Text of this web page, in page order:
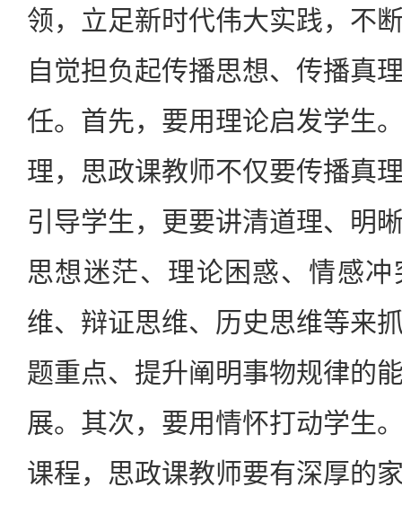
领，立足新时代伟大实践，不
自觉担负起传播思想、传播真
任。首先，要用理论启发学生
理，思政课教师不仅要传播真
引导学生，更要讲清道理、明
思想迷茫、理论困惑、情感
维、辩证思维、历史思维等来
题重点、提升阐明事物规律的
展。其次，要用情怀打动学生
课程，思政课教师要有深厚的